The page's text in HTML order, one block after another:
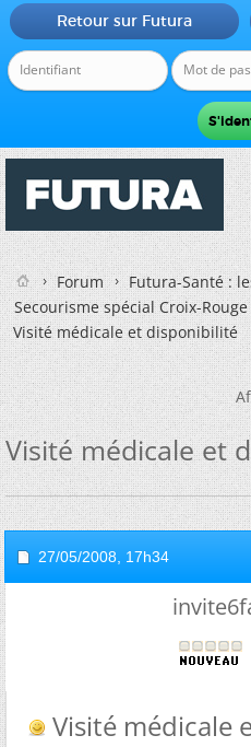
Retour sur Futura
Forum
Futura-Santé :
Secourisme spécial Croix-Rouge
Visité médicale et disponibilité
Visité médicale et
27/05/2008, 17h34
Visité médicale